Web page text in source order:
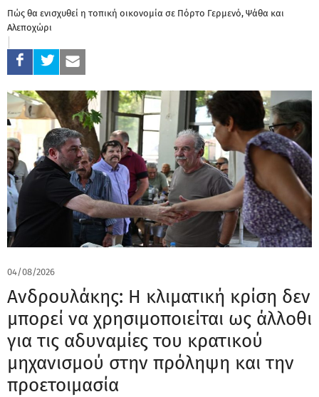
Πώς θα ενισχυθεί η τοπική οικονομία σε Πόρτο Γερμενό, Ψάθα και
Αλεποχώρι
04/08/2026
Ανδρουλάκης: Η κλιματική κρίση δεν
μπορεί να χρησιμοποιείται ως άλλοθι
για τις αδυναμίες του κρατικού
μηχανισμού στην πρόληψη και την
προετοιμασία